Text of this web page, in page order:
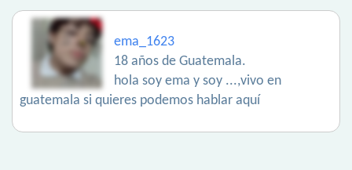
ema_1623
18 años de Guatemala.
hola soy ema y soy ...,vivo en
guatemala si quieres podemos hablar aquí